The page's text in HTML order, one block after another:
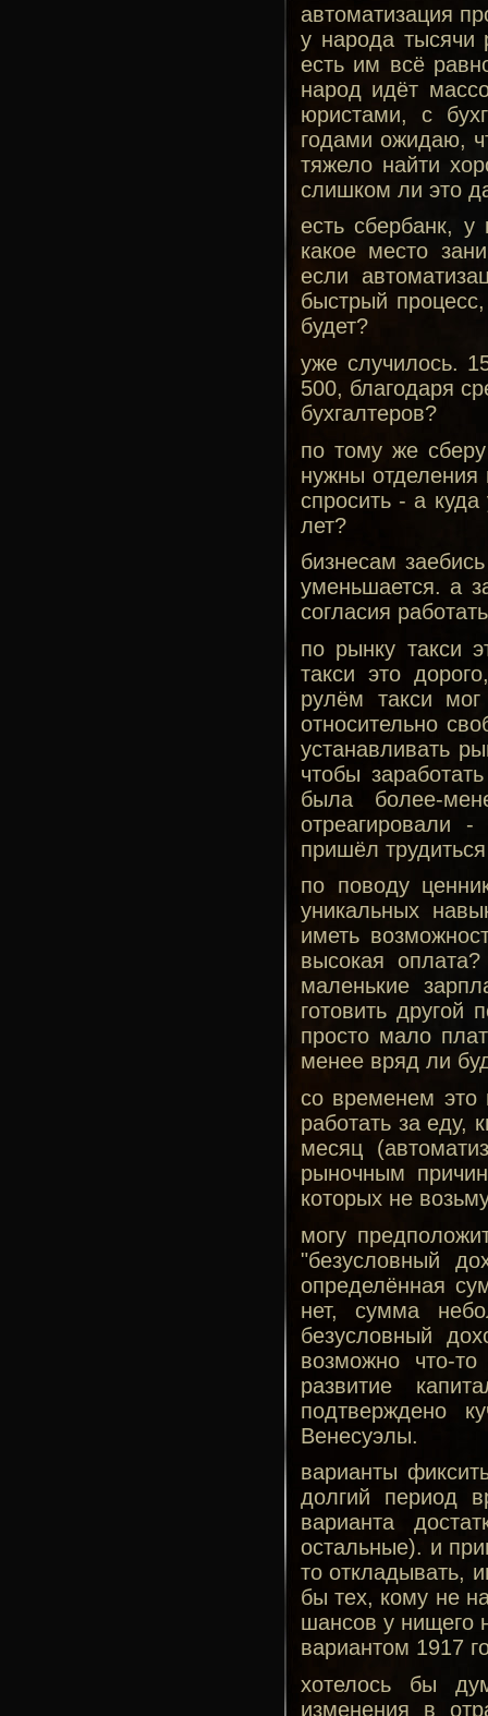
автоматизация
у народа тысячи
есть им всё
народ идёт
юристами, с
годами ожидаю,
тяжело найти
слишком ли это
есть сбербанк, у
какое место
если
быстрый
будет?
уже случилось.
500, благодаря
бухгалтеров?
по тому же
нужны отделения
спросить - а куда
лет?
бизнесам
уменьшается. а
согласия
по рынку такси
такси это
рулём такси
относительно
устанавливать
чтобы
была более-
отреагировали
пришёл
по поводу
уникальных
иметь
высокая
маленькие
готовить
просто мало
менее вряд ли
со временем это
работать за еду,
месяц
рыночным
которых не
могу
"безусловный
определённая
нет, сумма
безусловный
возможно что-
развитие
подтверждено
Венесуэлы.
варианты
долгий период
варианта
остальные). и
то откладывать,
бы тех, кому не
шансов у нищего
вариантом 1917
хотелось бы
изменения в